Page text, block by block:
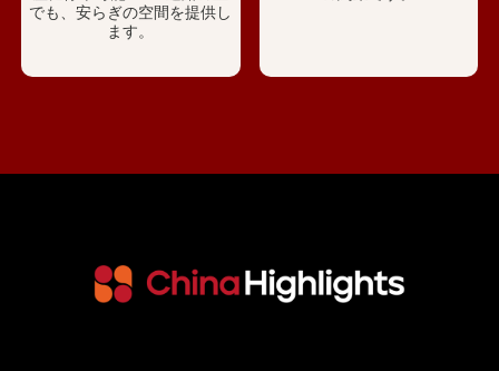
でも、安らぎの空間を提供し
ます。